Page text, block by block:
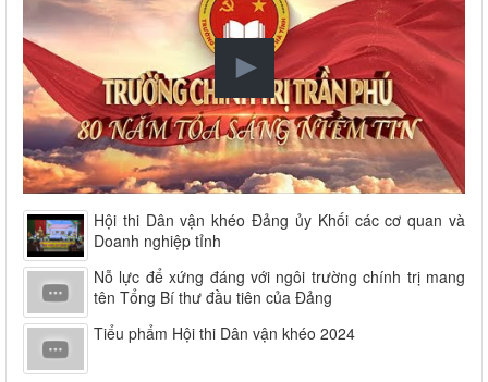
Hội thi Dân vận khéo Đảng ủy Khối các cơ quan và
Doanh nghiệp tỉnh
Nỗ lực để xứng đáng với ngôi trường chính trị mang
tên Tổng Bí thư đầu tiên của Đảng
Tiểu phẩm Hội thi Dân vận khéo 2024